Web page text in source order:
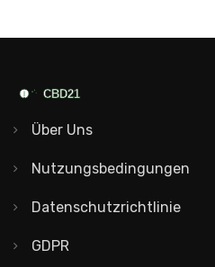
Über Uns
Nutzungsbedingungen
Datenschutzrichtlinie
GDPR